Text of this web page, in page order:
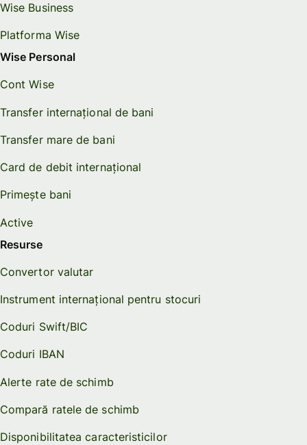
Wise Business
Platforma Wise
Wise Personal
Cont Wise
Transfer internațional de bani
Transfer mare de bani
Card de debit internațional
Primește bani
Active
Resurse
Convertor valutar
Instrument internațional pentru stocuri
Coduri Swift/BIC
Coduri IBAN
Alerte rate de schimb
Compară ratele de schimb
Disponibilitatea caracteristicilor